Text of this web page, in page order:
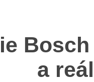
Bosch
a